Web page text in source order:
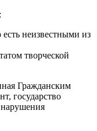
неизвестными из
творческой
Гражданским
государство
нарушения